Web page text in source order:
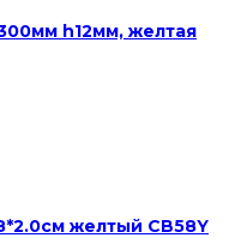
h12мм, желтая
желтый CB58Y